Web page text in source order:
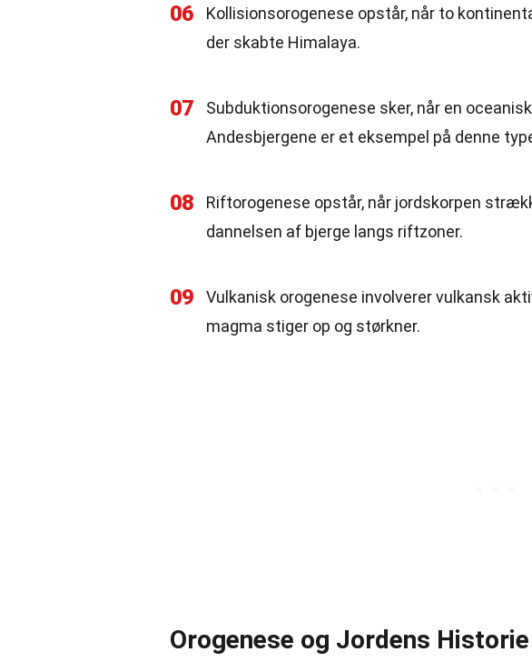
06
Kollisionsorogenese opstår, når to
der skabte Himalaya.
07
Subduktionsorogenese sker, når en
Andesbjergene er et eksempel på denne
08
Riftorogenese opstår, når jordskorpen
dannelsen af bjerge langs riftzoner.
09
Vulkanisk orogenese involverer vulkansk
magma stiger op og størkner.
Orogenese og Jordens Historie